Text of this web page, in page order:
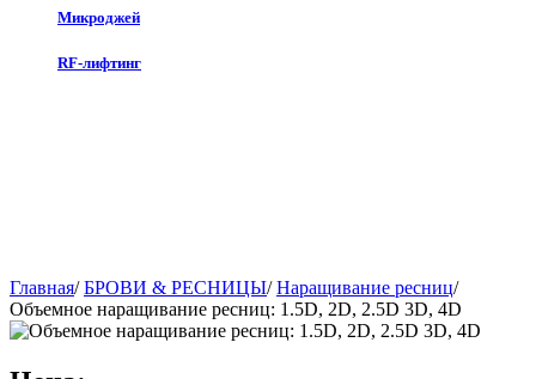
Микроджей
RF-лифтинг
Главная/ БРОВИ & РЕСНИЦЫ/ Наращивание ресниц​/
Объемное наращивание ресниц: 1.5D, 2D, 2.5D 3D, 4D